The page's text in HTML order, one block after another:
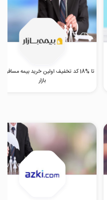
تا %18 کد تخفیف اولین خرید بیمه
بازار